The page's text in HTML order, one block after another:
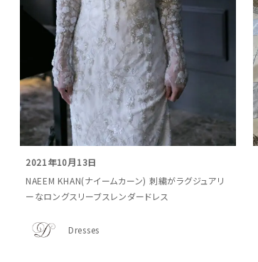
2021年10月13日
NAEEM KHAN(ナイームカーン) 刺繍がラグジュアリ
ーなロングスリーブスレンダードレス
Dresses